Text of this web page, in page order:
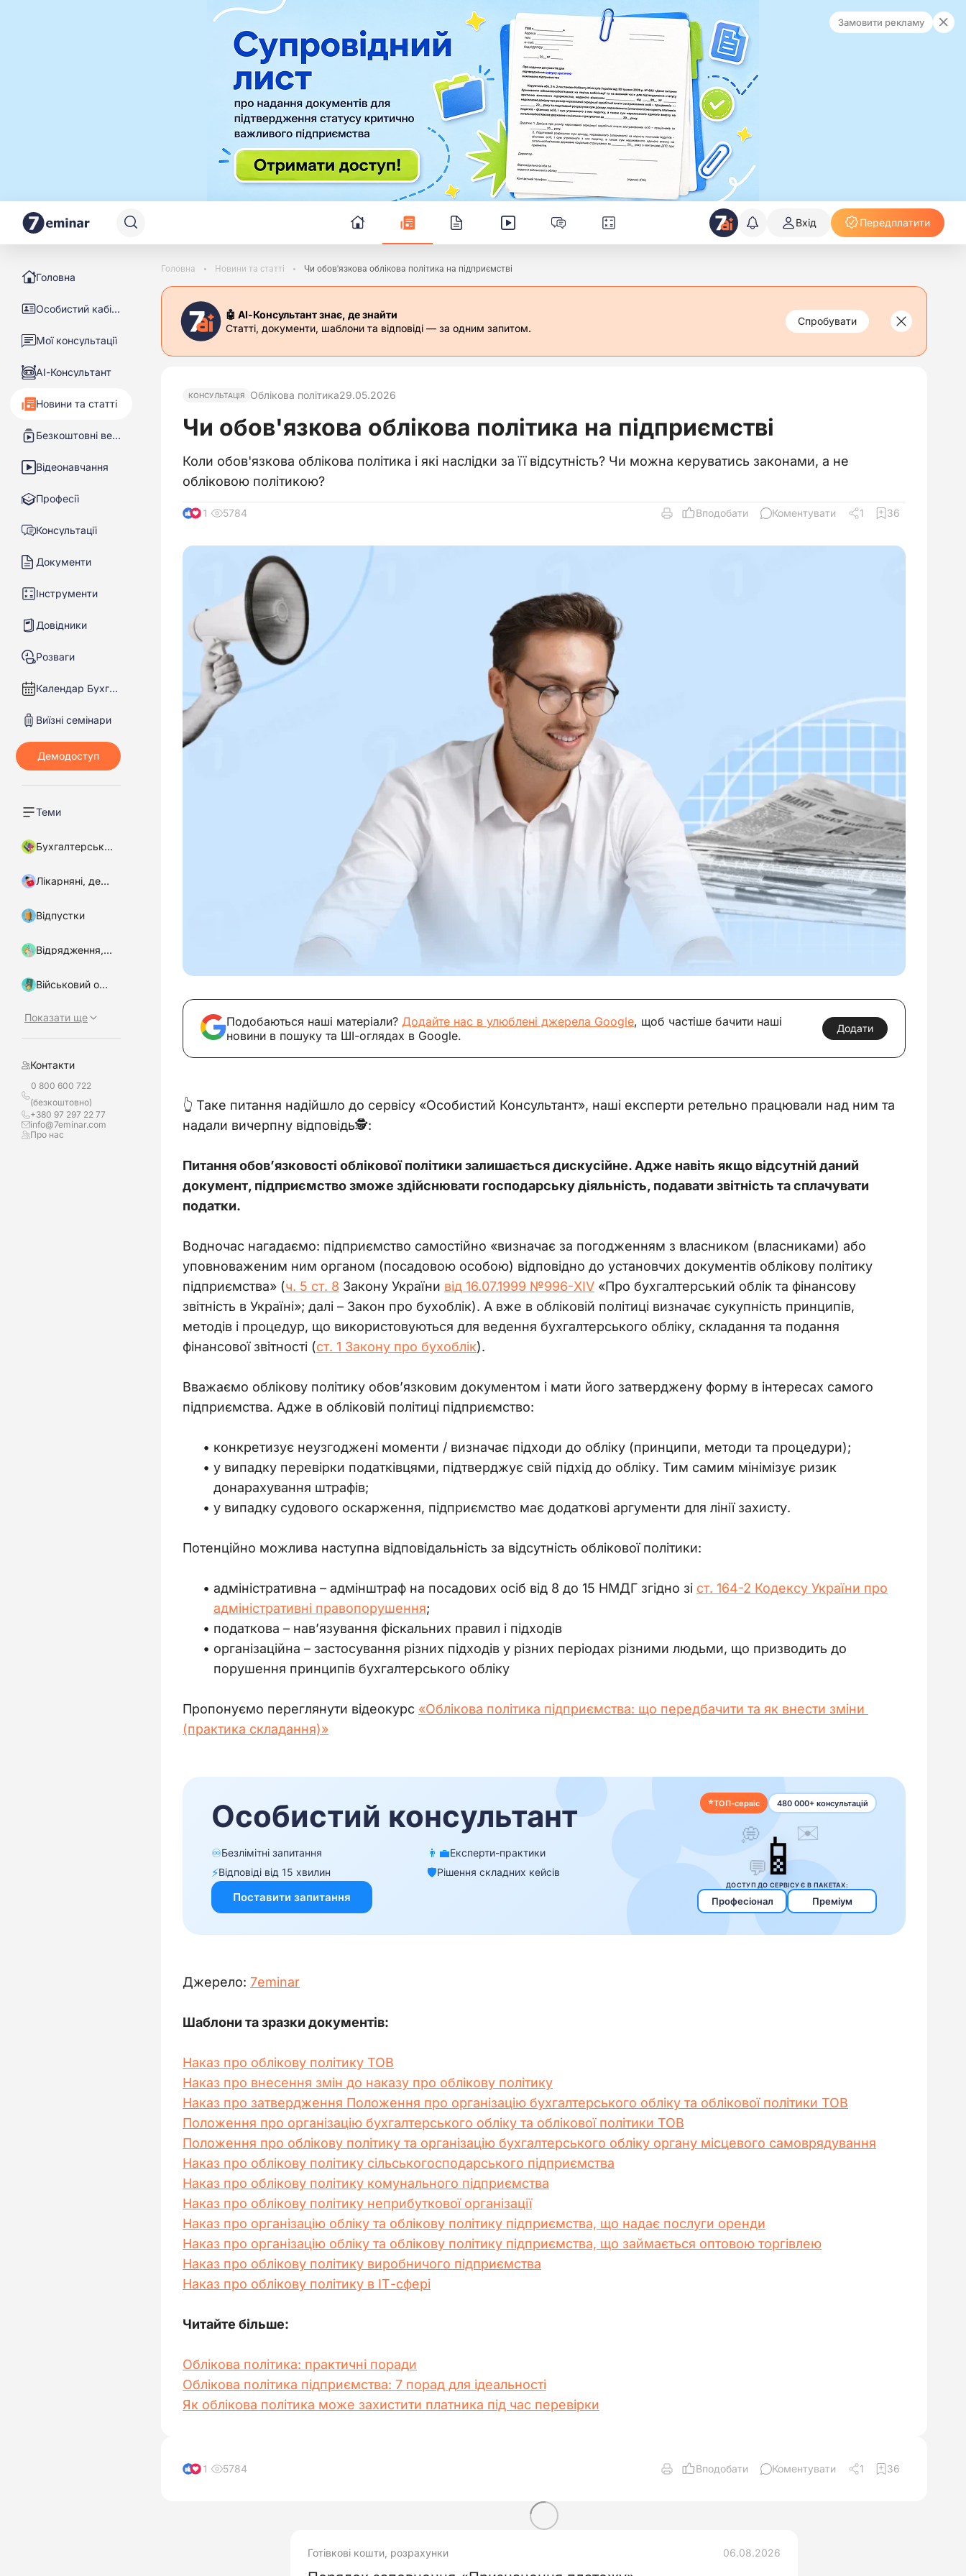
Замовити рекламу
Вхід Передплатити
Головна
Особистий кабінет
Мої консультації
АІ-Консультант
Новини та статті
Безкоштовні вебінари
Відеонавчання
Професії
Консультації
Документи
Інструменти
Довідники
Розваги
Календар Бухгалтера
Виїзні семінари
Теми
Бухгалтерський облік
Лікарняні, декретні
Відпустки
Відрядження, підзвітні кошти
Військовий облік, бронювання
Показати ще
Контакти
0 800 600 722
(безкоштовно)
+380 97 297 22 77
info@7eminar.com
Про нас
Головна Новини та статті Чи обов'язкова облікова політика на підприємстві
🤖 АІ-Консультант знає, де знайти
Статті, документи, шаблони та відповіді — за одним запитом.
Спробувати
КОНСУЛЬТАЦІЯ Облікова політика29.05.2026
Чи обов'язкова облікова політика на підприємстві
Коли обов'язкова облікова політика і які наслідки за її відсутність? Чи можна керуватись законами, а не
обліковою політикою?
11 5784 Вподобати Коментувати 1 36
Подобаються наші матеріали? Додайте нас в улюблені джерела Google, щоб частіше бачити наші
новини в пошуку та ШІ-оглядах в Google.
Додати
👆 Таке питання надійшло до сервісу «Особистий Консультант», наші експерти ретельно працювали над ним та
надали вичерпну відповідь🕵️:
Питання обов’язковості облікової політики залишається дискусійне. Адже навіть якщо відсутній даний
документ, підприємство зможе здійснювати господарську діяльність, подавати звітність та сплачувати
податки.
Водночас нагадаємо: підприємство самостійно «визначає за погодженням з власником (власниками) або
уповноваженим ним органом (посадовою особою) відповідно до установчих документів облікову політику
підприємства» (ч. 5 ст. 8 Закону України від 16.07.1999 №996-XIV «Про бухгалтерський облік та фінансову
звітність в Україні»; далі – Закон про бухоблік). А вже в обліковій політиці визначає сукупність принципів,
методів і процедур, що використовуються для ведення бухгалтерського обліку, складання та подання
фінансової звітності (ст. 1 Закону про бухоблік).
Вважаємо облікову політику обов’язковим документом і мати його затверджену форму в інтересах самого
підприємства. Адже в обліковій політиці підприємство:
конкретизує неузгоджені моменти / визначає підходи до обліку (принципи, методи та процедури);
у випадку перевірки податківцями, підтверджує свій підхід до обліку. Тим самим мінімізує ризик
донарахування штрафів;
у випадку судового оскарження, підприємство має додаткові аргументи для лінії захисту.
Потенційно можлива наступна відповідальність за відсутність облікової політики:
адміністративна – адмінштраф на посадових осіб від 8 до 15 НМДГ згідно зі ст. 164-2 Кодексу України про
адміністративні правопорушення;
податкова – нав’язування фіскальних правил і підходів
організаційна – застосування різних підходів у різних періодах різними людьми, що призводить до
порушення принципів бухгалтерського обліку
Пропонуємо переглянути відеокурс «Облікова політика підприємства: що передбачити та як внести зміни
(практика складання)»
Джерело: 7еminar
Шаблони та зразки документів:
Наказ про облікову політику ТОВ
Наказ про внесення змін до наказу про облікову політику
Наказ про затвердження Положення про організацію бухгалтерського обліку та облікової політики ТОВ
Положення про організацію бухгалтерського обліку та облікової політики ТОВ
Положення про облікову політику та організацію бухгалтерського обліку органу місцевого самоврядування
Наказ про облікову політику сільськогосподарського підприємства
Наказ про облікову політику комунального підприємства
Наказ про облікову політику неприбуткової організації
Наказ про організацію обліку та облікову політику підприємства, що надає послуги оренди
Наказ про організацію обліку та облікову політику підприємства, що займається оптовою торгівлею
Наказ про облікову політику виробничого підприємства
Наказ про облікову політику в ІТ-сфері
Читайте більше:
Облікова політика: практичні поради
Облікова політика підприємства: 7 порад для ідеальності
Як облікова політика може захистити платника під час перевірки
11 5784 Вподобати Коментувати 1 36
Готівкові кошти, розрахунки 06.08.2026